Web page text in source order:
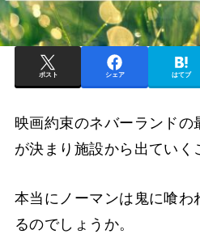
ポスト シェア はてブ
映画約束のネバーランドの
が決まり施設から出ていく
本当にノーマンは鬼に喰わ
るのでしょうか。